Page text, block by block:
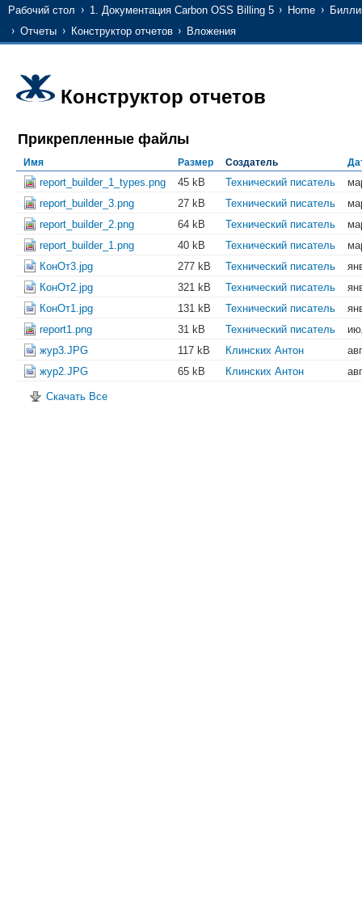
Рабочий стол 1. Документация Carbon OSS Billing 5 Home
Отчеты
Конструктор отчетов Вложения
Конструктор отчетов
Прикрепленные файлы
Имя Размер Создатель
report_builder_1_types.png 45 kB Технический писатель
report_builder_3.png
27 kB Технический писатель
report_builder_2.png
64 kB Технический писатель
report_builder_1.png
40 kB Технический писатель
КонОт3.jpg
277 kB Технический писатель
КонОт2.jpg
321 kB Технический писатель
КонОт1.jpg
131 kB Технический писатель
report1.png
31 kB Технический писатель
жур3.JPG
117 kB Клинских Антон
жур2.JPG
65 kB Клинских Антон
Скачать Все